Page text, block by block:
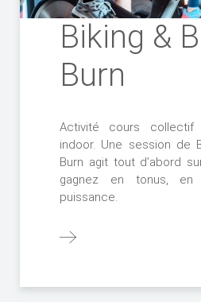
Biking &
Burn
Activité cours
indoor. Une session de
Burn agit tout d’abord
gagnez en tonus,
puissance.